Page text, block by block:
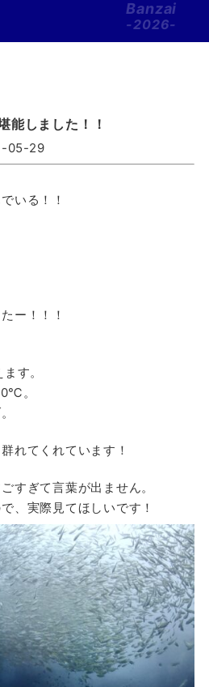
Banzai
-2026-
能しました！！
05-29
いる！！
ー！！！
す。
。
れてくれています！
すぎて言葉が出ません。
、実際見てほしいです！